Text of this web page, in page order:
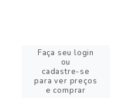
Faça seu login
ou
cadastre-se
para ver preços
e comprar